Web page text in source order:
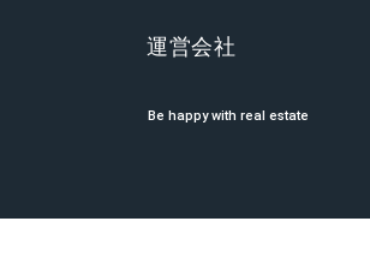
運営会社